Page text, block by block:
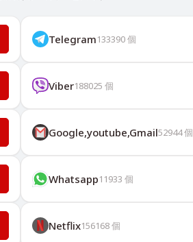
Telegram133390個
Viber188025 個
Google,youtube,Gmail52944個
Whatsapp11933 個
Netflix156168個